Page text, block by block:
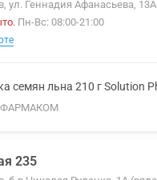
ул. Геннадия Афанасьева, 13А
. Пн-Вс: 08:00-21:00
семян льна 210 г Solution
ФАРМАКОМ
235